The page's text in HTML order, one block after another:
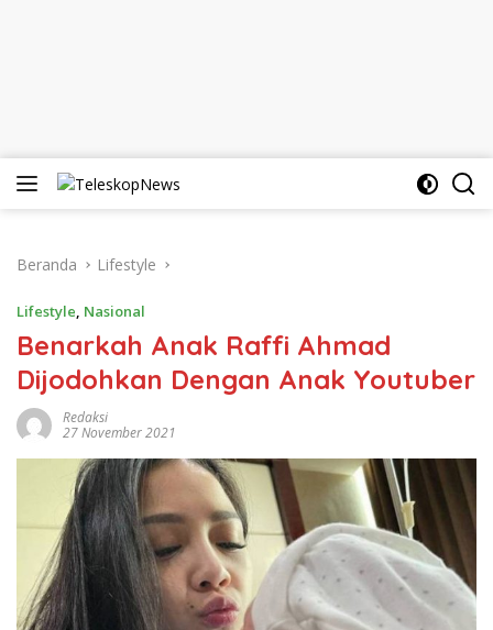
Langsung
Beranda Lifestyle
Lifestyle, Nasional
Benarkah Anak Raffi Ahmad
Dijodohkan Dengan Anak Youtuber
Redaksi
27 November 2021